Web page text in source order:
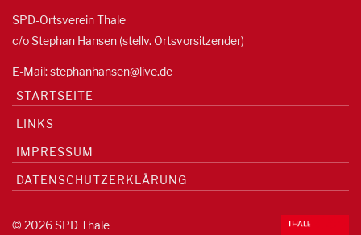
SPD-Ortsverein Thale
c/o Stephan Hansen (stellv. Ortsvorsitzender)
E-Mail:stephanhansen@live.de
STARTSEITE
LINKS
IMPRESSUM
DATENSCHUTZERKLÄRUNG
© 2026 SPD Thale